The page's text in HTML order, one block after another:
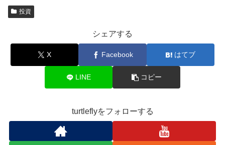
投資
シェアする
X Facebook はてブ
LINE コピー
turtleflyをフォローする